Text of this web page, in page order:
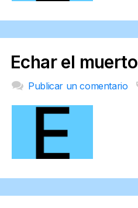
Echar el muerto
Publicar un comentario